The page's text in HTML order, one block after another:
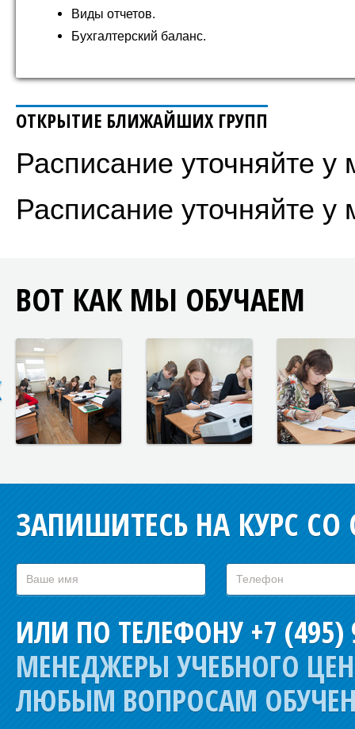
Виды отчетов.
Бухгалтерский баланс.
ОТКРЫТИЕ БЛИЖАЙШИХ ГРУПП
Расписание уточняйте
Расписание уточняйте
ВОТ КАК МЫ ОБУЧАЕМ
ЗАПИШИТЕСЬ НА КУРС
ИЛИ ПО ТЕЛЕФОНУ +7 (495)
МЕНЕДЖЕРЫ УЧЕБНОГО
ЛЮБЫМ ВОПРОСАМ